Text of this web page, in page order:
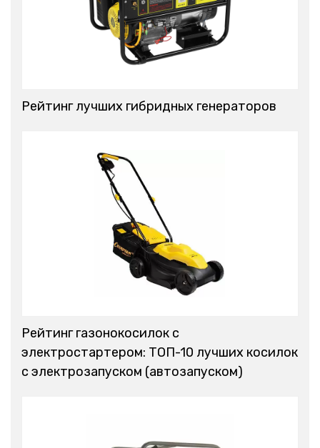
Рейтинг лучших гибридных генераторов
Рейтинг газонокосилок с
электростартером: ТОП-10 лучших косилок
с электрозапуском (автозапуском)